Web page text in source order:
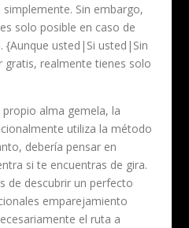
Sin embargo,
solo posible en caso de
{Aunque usted|Si usted|Sin
realmente tienes solo
alma gemela, la
utiliza la método
debería pensar en
si te encuentras de gira.
de descubrir un perfecto
emparejamiento
el ruta a